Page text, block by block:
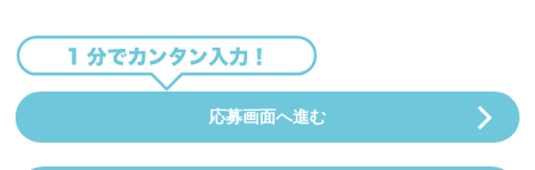
応募画面へ進む